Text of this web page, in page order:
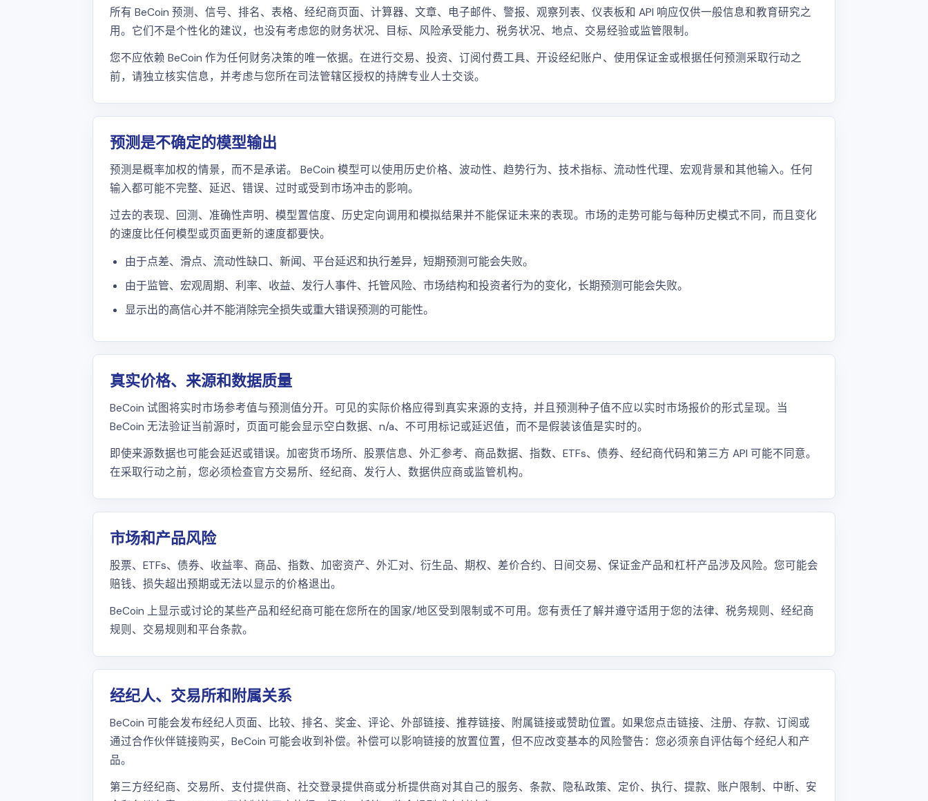
所有 BeCoin 预测、信号、排名、表格、经纪商页面、计算器、文章、电子邮件、警报、观察列表、仪表板和 API 响应仅供一般信息和教育研究之
用。它们不是个性化的建议，也没有考虑您的财务状况、目标、风险承受能力、税务状况、地点、交易经验或监管限制。
您不应依赖 BeCoin 作为任何财务决策的唯一依据。在进行交易、投资、订阅付费工具、开设经纪账户、使用保证金或根据任何预测采取行动之
前，请独立核实信息，并考虑与您所在司法管辖区授权的持牌专业人士交谈。
预测是不确定的模型输出
预测是概率加权的情景，而不是承诺。 BeCoin 模型可以使用历史价格、波动性、趋势行为、技术指标、流动性代理、宏观背景和其他输入。任何
输入都可能不完整、延迟、错误、过时或受到市场冲击的影响。
过去的表现、回测、准确性声明、模型置信度、历史定向调用和模拟结果并不能保证未来的表现。市场的走势可能与每种历史模式不同，而且变化
的速度比任何模型或页面更新的速度都要快。
由于点差、滑点、流动性缺口、新闻、平台延迟和执行差异，短期预测可能会失败。
由于监管、宏观周期、利率、收益、发行人事件、托管风险、市场结构和投资者行为的变化，长期预测可能会失败。
显示出的高信心并不能消除完全损失或重大错误预测的可能性。
真实价格、来源和数据质量
BeCoin 试图将实时市场参考值与预测值分开。可见的实际价格应得到真实来源的支持，并且预测种子值不应以实时市场报价的形式呈现。当
BeCoin 无法验证当前源时，页面可能会显示空白数据、n/a、不可用标记或延迟值，而不是假装该值是实时的。
即使来源数据也可能会延迟或错误。加密货币场所、股票信息、外汇参考、商品数据、指数、ETFs、债券、经纪商代码和第三方 API 可能不同意。
在采取行动之前，您必须检查官方交易所、经纪商、发行人、数据供应商或监管机构。
市场和产品风险
股票、ETFs、债券、收益率、商品、指数、加密资产、外汇对、衍生品、期权、差价合约、日间交易、保证金产品和杠杆产品涉及风险。您可能会
赔钱、损失超出预期或无法以显示的价格退出。
BeCoin 上显示或讨论的某些产品和经纪商可能在您所在的国家/地区受到限制或不可用。您有责任了解并遵守适用于您的法律、税务规则、经纪商
规则、交易规则和平台条款。
经纪人、交易所和附属关系
BeCoin 可能会发布经纪人页面、比较、排名、奖金、评论、外部链接、推荐链接、附属链接或赞助位置。如果您点击链接、注册、存款、订阅或
通过合作伙伴链接购买，BeCoin 可能会收到补偿。补偿可以影响链接的放置位置，但不应改变基本的风险警告：您必须亲自评估每个经纪人和产
品。
第三方经纪商、交易所、支付提供商、社交登录提供商或分析提供商对其自己的服务、条款、隐私政策、定价、执行、提款、账户限制、中断、安